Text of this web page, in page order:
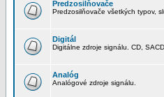
Predzosilňovače
Predzosilňovače všetkých typov,
Digitál
Digitálne zdroje signálu. CD,
Analóg
Analógové zdroje signálu.